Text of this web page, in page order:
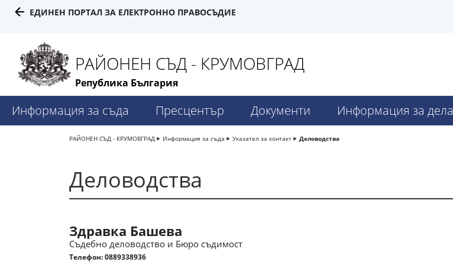
ЕДИНЕН ПОРТАЛ ЗА ЕЛЕКТРОННО ПРАВОСЪДИЕ
РАЙОНЕН СЪД - КРУМОВГРАД
Република България
Информация за съда Пресцентър Документи Информация за дела
РАЙОНЕН СЪД - КРУМОВГРАД Информация за съда Указател за контакт Деловодства
Деловодства
Здравка Башева
Съдебно деловодство и Бюро съдимост
Телефон:0889338936